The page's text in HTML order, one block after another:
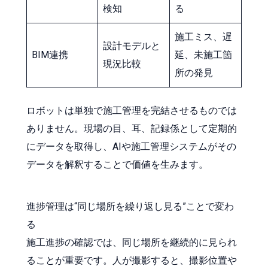
検知
る
BIM連携
設計モデルと
現況比較
施工ミス、遅
延、未施工箇
所の発見
ロボットは単独で施工管理を完結させるものでは
ありません。現場の目、耳、記録係として定期的
にデータを取得し、AIや施工管理システムがその
データを解釈することで価値を生みます。
進捗管理は“同じ場所を繰り返し見る”ことで変わ
る
施工進捗の確認では、同じ場所を継続的に見られ
ることが重要です。人が撮影すると、撮影位置や